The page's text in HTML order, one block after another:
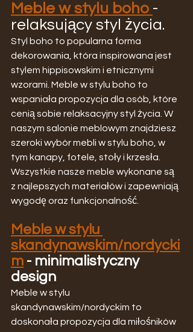
Meble w stylu boho -
relaksujący styl życia.
Styl boho to popularna forma
dekorowania, która inspirowana jest
stylem hippisowskim i etnicznymi
wzorami. Meble w stylu boho to
wspaniała propozycja dla osób, które
cenią sobie relaksacyjny styl życia. W
naszym salonie meblowym znajdziesz
szeroki wybór mebli w stylu boho, w
tym kanapy, fotele, stoły i krzesła.
Wszystkie nasze meble wykonane są
z najlepszych materiałów i zapewniają
wygodę oraz funkcjonalność.
Meble w stylu
skandynawskim/nordycki
m - minimalistyczny
design
Meble w stylu
skandynawskim/nordyckim to
doskonała propozycja dla miłośników